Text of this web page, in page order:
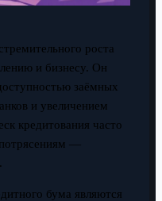
роста
и бизнесу. Он
заёмных
и увеличением
кредитования часто
—
бума являются